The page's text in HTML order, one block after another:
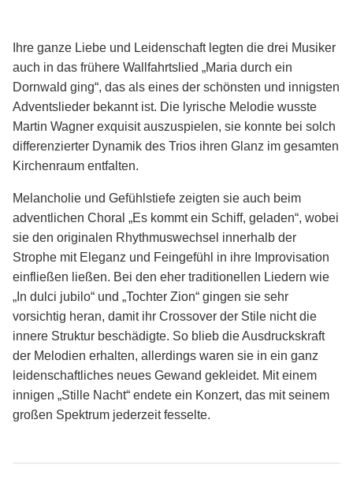
Ihre ganze Liebe und Leidenschaft legten die drei Musiker
auch in das frühere Wallfahrtslied „Maria durch ein
Dornwald ging“, das als eines der schönsten und innigsten
Adventslieder bekannt ist. Die lyrische Melodie wusste
Martin Wagner exquisit auszuspielen, sie konnte bei solch
differenzierter Dynamik des Trios ihren Glanz im gesamten
Kirchenraum entfalten.
Melancholie und Gefühlstiefe zeigten sie auch beim
adventlichen Choral „Es kommt ein Schiff, geladen“, wobei
sie den originalen Rhythmuswechsel innerhalb der
Strophe mit Eleganz und Feingefühl in ihre Improvisation
einfließen ließen. Bei den eher traditionellen Liedern wie
„In dulci jubilo“ und „Tochter Zion“ gingen sie sehr
vorsichtig heran, damit ihr Crossover der Stile nicht die
innere Struktur beschädigte. So blieb die Ausdruckskraft
der Melodien erhalten, allerdings waren sie in ein ganz
leidenschaftliches neues Gewand gekleidet. Mit einem
innigen „Stille Nacht“ endete ein Konzert, das mit seinem
großen Spektrum jederzeit fesselte.